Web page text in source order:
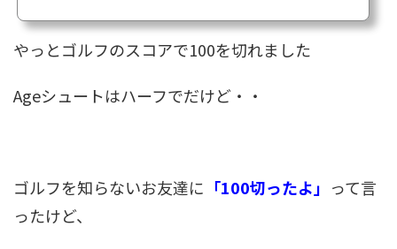
ゴルフがしたくて、1日が早く終わらないかと思うほどだった 我慢しきれず練習行っ
やっとゴルフのスコアで100を切れました
Ageシュートはハーフでだけど・・
ゴルフを知らないお友達に 「100切ったよ」 って言
ったけど、